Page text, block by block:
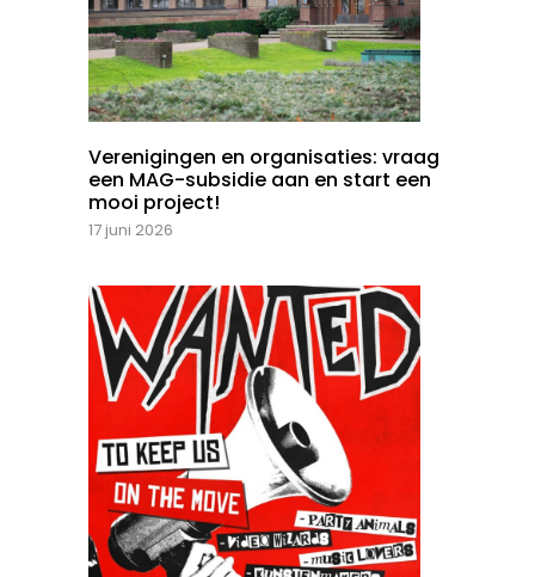
Verenigingen en organisaties: vraag
een MAG-subsidie aan en start een
mooi project!
17 juni 2026